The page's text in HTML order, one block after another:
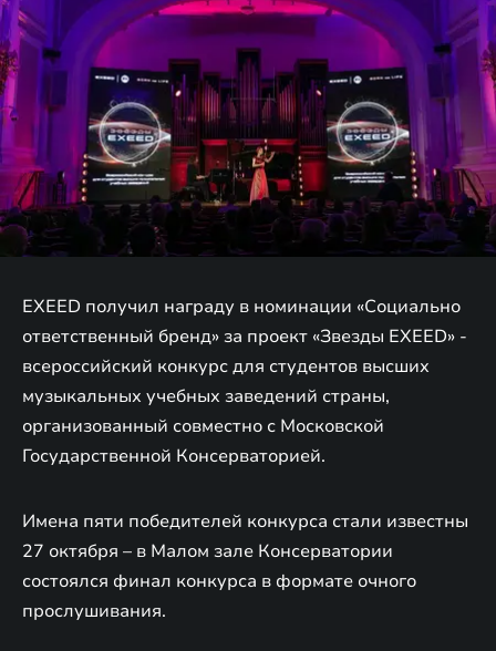
EXEED получил награду в номинации «Социально
ответственный бренд» за проект «Звезды EXEED» -
всероссийский конкурс для студентов высших
музыкальных учебных заведений страны,
организованный совместно с Московской
Государственной Консерваторией.
Имена пяти победителей конкурса стали известны
27 октября – в Малом зале Консерватории
состоялся финал конкурса в формате очного
прослушивания.